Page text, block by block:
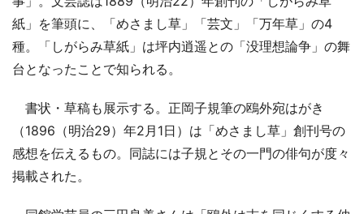
紙」を筆頭に、「めさまし草」「芸文」「万年草」の4
種。「しがらみ草紙」は坪内逍遥との「没理想論争」の舞
台となったことで知られる。
書状・草稿も展示する。正岡子規筆の鴎外宛はがき
（1896（明治29）年2月1日）は「めさまし草」創刊号の
感想を伝えるもの。同誌には子規とその一門の俳句が度々
掲載された。